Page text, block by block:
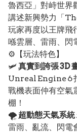
魯西亞」對峙世界
講述新興勢力「
玩家再度以王牌飛
喺雲層、雷雨、閃
⚙️【玩法特色】
🛩️真實到誇張 3D
Unreal Engine 6
戰機表面仲有空氣
棚！
🌪️ 超動態天氣系統
雷雨、亂流、閃電